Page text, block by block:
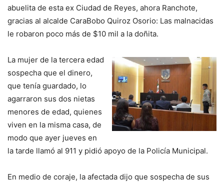
abuelita de esta ex Ciudad de Reyes, ahora Ranchote,
gracias al alcalde CaraBobo Quiroz Osorio: Las malnacidas
le robaron poco más de $10 mil a la doñita.
La mujer de la tercera edad
sospecha que el dinero,
que tenía guardado, lo
agarraron sus dos nietas
menores de edad, quienes
viven en la misma casa, de
modo que ayer jueves en
la tarde llamó al 911 y pidió apoyo de la Policía Municipal.
En medio de coraje, la afectada dijo que sospecha de sus